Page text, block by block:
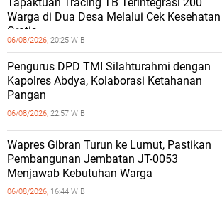
Warga di Dua Desa Melalui Cek Kesehatan
Gratis
06/08/2026, 20:25 WIB
Pengurus DPD TMI Silahturahmi dengan
Kapolres Abdya, Kolaborasi Ketahanan
Pangan
06/08/2026, 22:57 WIB
Wapres Gibran Turun ke Lumut, Pastikan
Pembangunan Jembatan JT-0053
Menjawab Kebutuhan Warga
06/08/2026, 16:44 WIB